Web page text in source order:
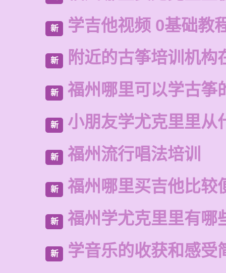
新 学吉他视频 0基础教
新 附近的古筝培训机构
新 福州哪里可以学古筝
新 小朋友学尤克里里从
新 福州流行唱法培训
新 福州哪里买吉他比较
新 福州学尤克里里有哪
新 学音乐的收获和感受